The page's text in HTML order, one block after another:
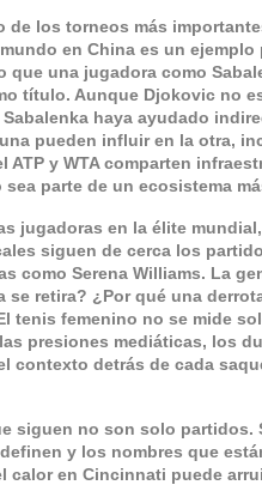
de los torneos más
en China es un ejemplo
que una jugadora como
título. Aunque Djokovic no
haya ayudado
pueden influir en la otra,
y WTA comparten
parte de un ecosistema
jugadoras en la élite
siguen de cerca los
como Serena Williams. La
se retira? ¿Por qué una
tenis femenino no se mide
presiones mediáticas, los
contexto detrás de cada
siguen no son solo partidos.
y los nombres que
calor en Cincinnati puede